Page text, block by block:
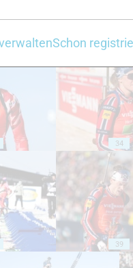
29
34
39
Schon